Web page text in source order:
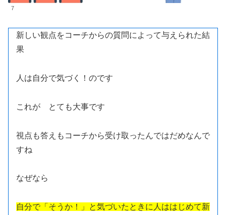
7
新しい観点をコーチからの質問によって与えられた結
果
人は自分で気づく！のです
これが とても大事です
視点も答えもコーチから受け取ったんではだめなんで
すね
なぜなら
自分で「そうか！」と気づいたときに人ははじめて新